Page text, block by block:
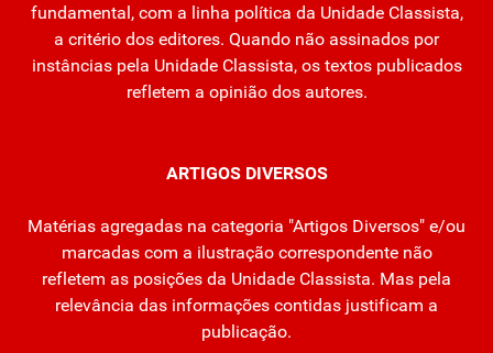
fundamental, com a linha política da Unidade Classista,
a critério dos editores. Quando não assinados por
instâncias pela Unidade Classista, os textos publicados
refletem a opinião dos autores.
ARTIGOS DIVERSOS
Matérias agregadas na categoria "Artigos Diversos" e/ou
marcadas com a ilustração correspondente não
refletem as posições da Unidade Classista. Mas pela
relevância das informações contidas justificam a
publicação.